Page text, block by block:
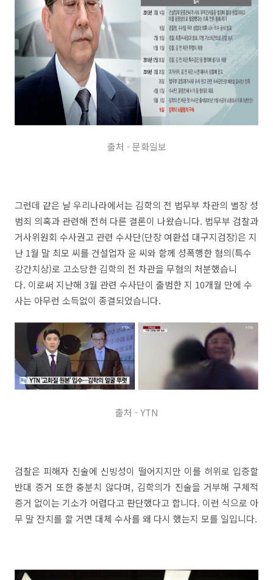
출처 - 문화일보
그런데 같은 날 우리나라에서는 김학의 전 법무부 차관의 별장 성
범죄 의혹과 관련해 전혀 다른 결론이 나왔습니다. 법무부 검찰과
거사위원회 수사권고 관련 수사단(단장 여환섭 대구지검장)은 지
난 1월 말 최모 씨를 건설업자 윤 씨와 함께 성폭행한 혐의(특수
강간치상)로 고소당한 김학의 전 차관을 무혐의 처분했습니
다. 이로써 지난해 3월 관련 수사단이 출범한 지 10개월 만에 수
사는 아무런 소득없이 종결되었습니다.
출처 - YTN
검찰은 피해자 진술에 신빙성이 떨어지지만 이를 허위로 입증할
반대 증거 또한 충분치 않다며, 김학의가 진술을 거부해 구체적
증거 없이는 기소가 어렵다고 판단했다고 합니다. 이런 식으로 아
무 말 잔치를 할 거면 대체 수사를 왜 다시 했는지 모를 일입니다.